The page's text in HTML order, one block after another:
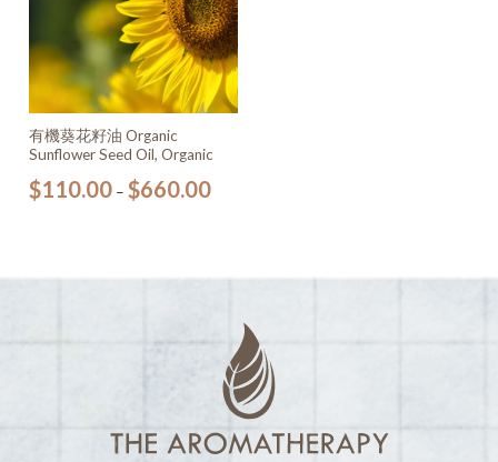
有機葵花籽油 Organic
Sunflower Seed Oil, Organic
$110.00 – $660.00